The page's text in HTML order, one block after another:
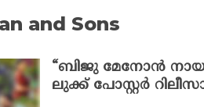
and Sons
“ബിജു മേനോൻ
ലുക്ക് പോസ്റ്റർ